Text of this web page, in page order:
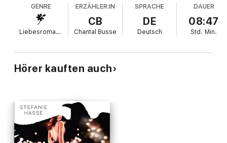
College erschüttern, sondern auch Caras Leben zerstören
könnte. Um das zu verhindern, ist Cara jedoch ausgerechnet
auf die Hilfe der beiden Lügner angewiesen. Knisternd.
Glamourös. Gefährlich. Band 2 der atemberaubenden
GENRE
Liebesromane
ERZÄHLER:IN
CB
Chantal Busse
SPRACHE
DE
Deutsch
DAUER
08:47
Std. Min.
Hörer kauften auch